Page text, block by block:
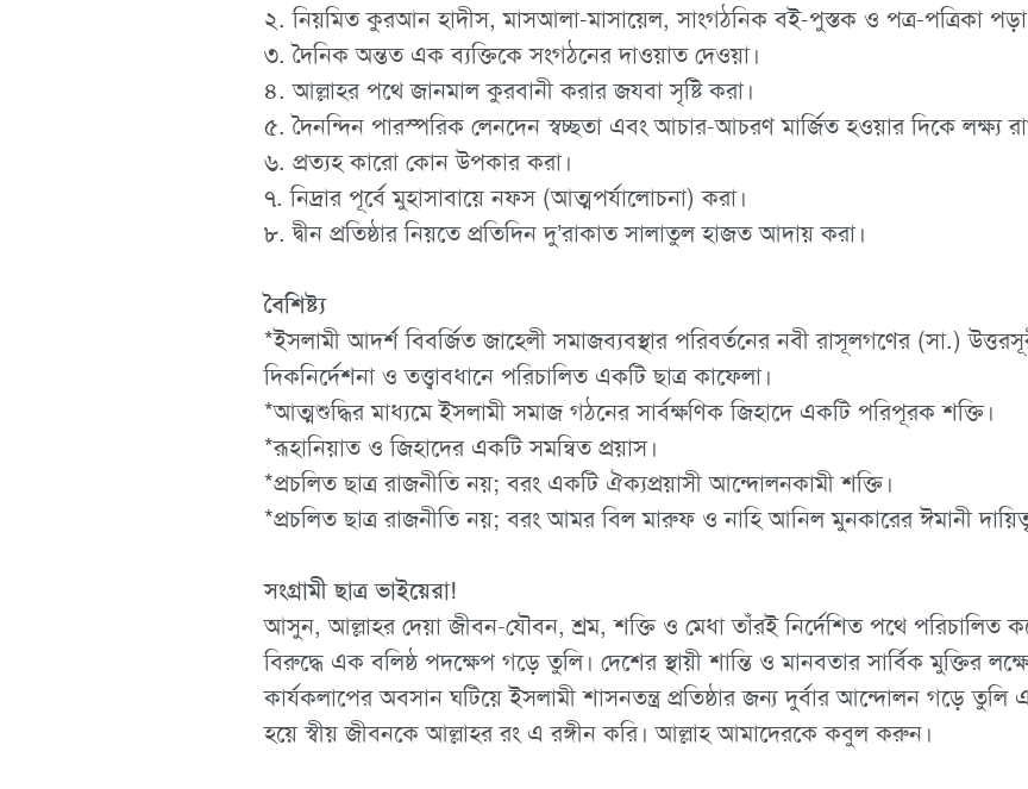
২. নিয়মিত কুরআন হাদীস, মাসআলা-মাসায়েল, সাংগঠনিক বই-পুস্তক ও পত্র-পত্রিকা
৩. দৈনিক অন্তত এক ব্যক্তিকে সংগঠনের দাওয়াত দেওয়া।
৪. আল্লাহর পথে জানমাল কুরবানী করার জযবা সৃষ্টি করা।
৫. দৈনন্দিন পারস্পরিক লেনদেন স্বচ্ছতা এবং আচার-আচরণ মার্জিত হওয়ার দিকে লক্ষ্য
৬. প্রত্যহ কারো কোন উপকার করা।
৭. নিদ্রার পূর্বে মুহাসাবায়ে নফ্স (আত্মপর্যালোচনা) করা।
৮. দ্বীন প্রতিষ্ঠার নিয়তে প্রতিদিন দু’রাকাত সালাতুল হাজত আদায় করা।
বৈশিষ্ট্য
*ইসলামী আদর্শ বিবর্জিত জাহেলী সমাজব্যবস্থার পরিবর্তনের নবী রাসূলগণের (সা.)
দিকনির্দেশনা ও তত্ত্বাবধানে পরিচালিত একটি ছাত্র কাফেলা।
*আত্মশুদ্ধির মাধ্যমে ইসলামী সমাজ গঠনের সার্বক্ষণিক জিহাদে একটি পরিপূরক শক্তি।
*রূহানিয়াত ও জিহাদের একটি সমন্বিত প্রয়াস।
*প্রচলিত ছাত্র রাজনীতি নয়; বরং একটি ঐক্যপ্রয়াসী আন্দোলনকামী শক্তি।
*প্রচলিত ছাত্র রাজনীতি নয়; বরং আমর বিল মারুফ ও নাহি আনিল মুনকারের ঈমানী
সংগ্রামী ছাত্র ভাইয়েরা!
আসুন, আল্লাহর দেয়া জীবন-যৌবন, শ্রম, শক্তি ও মেধা তাঁরই নির্দেশিত পথে পরিচালিত
বিরুদ্ধে এক বলিষ্ঠ পদক্ষেপ গড়ে তুলি। দেশের স্থায়ী শান্তি ও মানবতার সার্বিক মুক্তির
কার্যকলাপের অবসান ঘটিয়ে ইসলামী শাসনতন্ত্র প্রতিষ্ঠার জন্য দুর্বার আন্দোলন গড়ে তুলি
হয়ে স্বীয় জীবনকে আল্লাহর রং এ রঙ্গীন করি। আল্লাহ আমাদেরকে কবুল করুন।